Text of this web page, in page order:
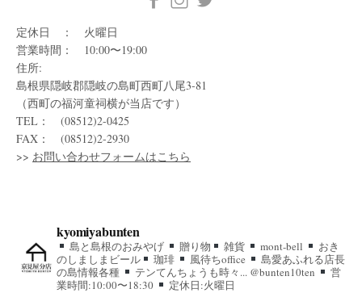
定休日 ： 火曜日
営業時間： 10:00〜19:00
住所:
島根県隠岐郡隠岐の島町西町八尾3-81
（西町の福河童祠横が当店です）
TEL： (08512)2-0425
FAX： (08512)2-2930
>> お問い合わせフォームはこちら
kyomiyabunten
島と島根のおみやげ 贈り物 雑貨 mont-bell
おき
のしましまビール
珈琲 風待ちoffice
島愛あふれる店長
の島情報各種
テンてんちょうも時々... @bunten10ten
営
業時間:10:00〜18:30
定休日:火曜日